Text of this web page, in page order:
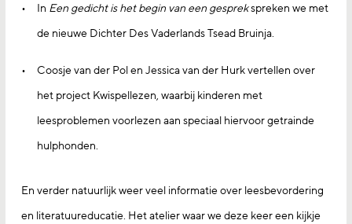
In Een gedicht is het begin van een gesprekspreken we met
de nieuwe Dichter Des Vaderlands Tsead Bruinja.
Coosje van der Pol en Jessica van der Hurk vertellen over
het project Kwispellezen, waarbij kinderen met
leesproblemen voorlezen aan speciaal hiervoor getrainde
hulphonden.
En verder natuurlijk weer veel informatie over leesbevordering
en literatuureducatie. Het atelier waar we deze keer een kijkje